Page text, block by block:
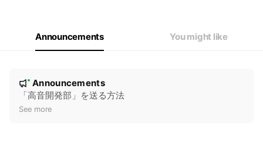
Announcements You might like
New
Announcements
「高音開発部」を送る方法
See more